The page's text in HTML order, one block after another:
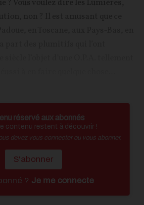
réservé aux abonnés
contenu restent à découvrir !
devez vous connecter ou vous abonner.
S'abonner
? Je me connecte